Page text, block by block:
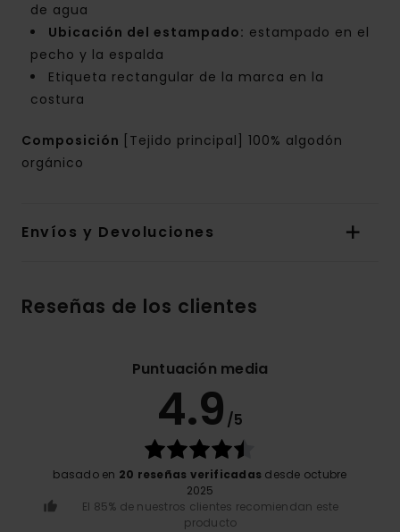
de agua
Ubicación del estampado: estampado en el
pecho y la espalda
Etiqueta rectangular de la marca en la
costura
Composición
[Tejido principal] 100% algodón
orgánico
Envíos y Devoluciones
Reseñas de los clientes
Puntuación media
4.9 /5
basado en 20 reseñas verificadas desde octubre
2025
El 85% de nuestros clientes recomiendan este
producto